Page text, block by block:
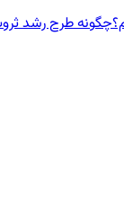
چگونه طرح رشد